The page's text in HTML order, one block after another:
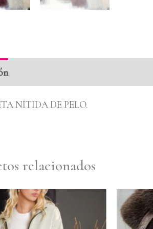
NÍTIDA DE PELO.
relacionados